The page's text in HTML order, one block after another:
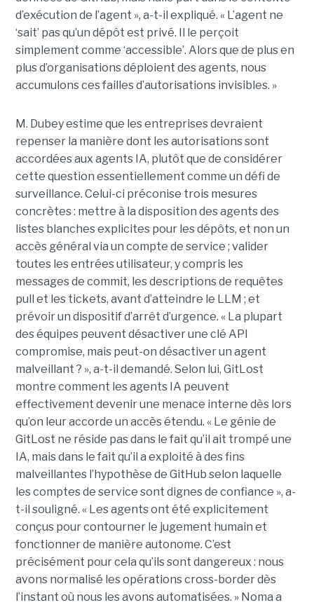
d’exécution de l’agent », a-t-il expliqué. « L’agent ne
‘sait’ pas qu’un dépôt est privé. Il le perçoit
simplement comme ‘accessible’. Alors que de plus en
plus d’organisations déploient des agents, nous
accumulons ces failles d’autorisations invisibles. »
M. Dubey estime que les entreprises devraient
repenser la manière dont les autorisations sont
accordées aux agents IA, plutôt que de considérer
cette question essentiellement comme un défi de
surveillance. Celui-ci préconise trois mesures
concrètes : mettre à la disposition des agents des
listes blanches explicites pour les dépôts, et non un
accès général via un compte de service ; valider
toutes les entrées utilisateur, y compris les
messages de commit, les descriptions de requêtes
pull et les tickets, avant d’atteindre le LLM ; et
prévoir un dispositif d’arrêt d’urgence. « La plupart
des équipes peuvent désactiver une clé API
compromise, mais peut-on désactiver un agent
malveillant ? », a-t-il demandé. Selon lui, GitLost
montre comment les agents IA peuvent
effectivement devenir une menace interne dès lors
qu’on leur accorde un accès étendu. « Le génie de
GitLost ne réside pas dans le fait qu’il ait trompé une
IA, mais dans le fait qu’il a exploité à des fins
malveillantes l’hypothèse de GitHub selon laquelle
les comptes de service sont dignes de confiance », a-
t-il souligné. « Les agents ont été explicitement
conçus pour contourner le jugement humain et
fonctionner de manière autonome. C’est
précisément pour cela qu’ils sont dangereux : nous
avons normalisé les opérations cross-border dès
l’instant où nous les avons automatisées. » Noma a